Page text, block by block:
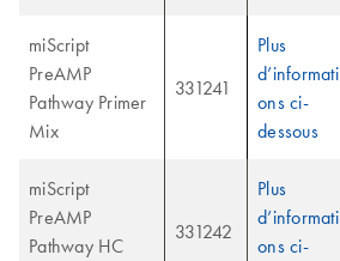
miScript
PreAMP
Pathway Primer
Mix
331241
Plus
d’informati
ons ci-
dessous
miScript
PreAMP
Pathway HC
331242
Plus
d’informati
ons ci-